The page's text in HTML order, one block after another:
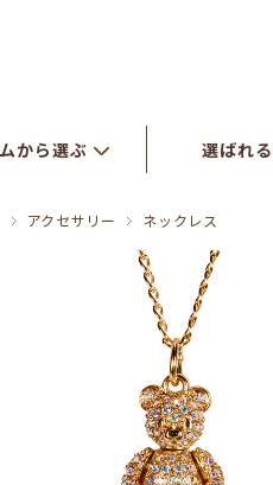
から選ぶ 選ばれ
アクセサリー ネックレス